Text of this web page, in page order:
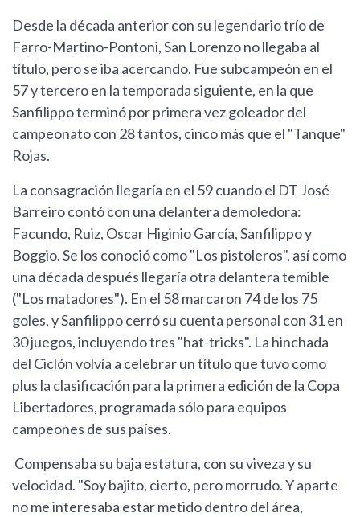
Desde la década anterior con su legendario trío de
Farro-Martino-Pontoni, San Lorenzo no llegaba al
título, pero se iba acercando. Fue subcampeón en el
57 y tercero en la temporada siguiente, en la que
Sanfilippo terminó por primera vez goleador del
campeonato con 28 tantos, cinco más que el "Tanque"
Rojas.
La consagración llegaría en el 59 cuando el DT José
Barreiro contó con una delantera demoledora:
Facundo, Ruiz, Oscar Higinio García, Sanfilippo y
Boggio. Se los conoció como "Los pistoleros", así como
una década después llegaría otra delantera temible
("Los matadores"). En el 58 marcaron 74 de los 75
goles, y Sanfilippo cerró su cuenta personal con 31 en
30 juegos, incluyendo tres "hat-tricks". La hinchada
del Ciclón volvía a celebrar un título que tuvo como
plus la clasificación para la primera edición de la Copa
Libertadores, programada sólo para equipos
campeones de sus países.
Compensaba su baja estatura, con su viveza y su
velocidad. "Soy bajito, cierto, pero morrudo. Y aparte
no me interesaba estar metido dentro del área,